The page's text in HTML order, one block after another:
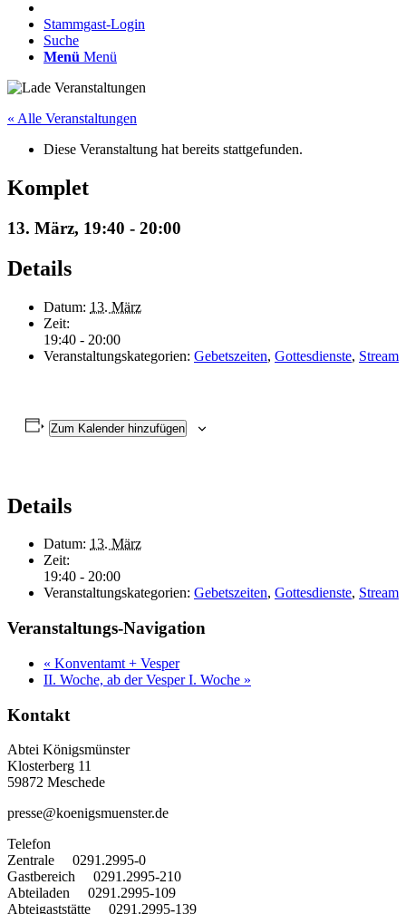
Stammgast-Login
Suche
Menü Menü
« Alle Veranstaltungen
Diese Veranstaltung hat bereits stattgefunden.
Komplet
13. März, 19:40 - 20:00
Details
Datum: 13. März
Zeit:
19:40 - 20:00
Veranstaltungskategorien: Gebetszeiten, Gottesdienste, Stream
Zum Kalender hinzufügen
Details
Datum: 13. März
Zeit:
19:40 - 20:00
Veranstaltungskategorien: Gebetszeiten, Gottesdienste, Stream
Veranstaltungs-Navigation
« Konventamt + Vesper
II. Woche, ab der Vesper I. Woche »
Kontakt
Abtei Königsmünster
Klosterberg 11
59872 Meschede
presse@koenigsmuenster.de
Telefon
Zentrale 0291.2995-0
Gastbereich 0291.2995-210
Abteiladen 0291.2995-109
Abteigaststätte 0291.2995-139